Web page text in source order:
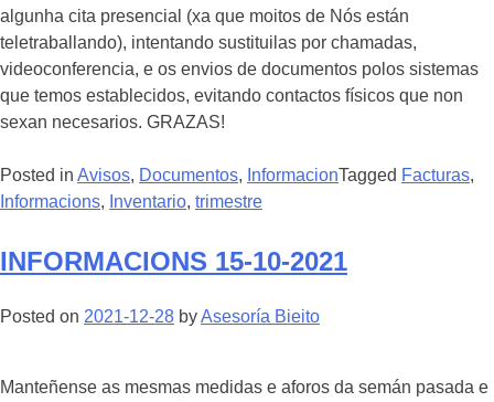
algunha cita presencial (xa que moitos de Nós están
teletraballando), intentando sustituilas por chamadas,
videoconferencia, e os envios de documentos polos sistemas
que temos establecidos, evitando contactos físicos que non
sexan necesarios. GRAZAS!
Posted in Avisos, Documentos, InformacionTagged Facturas,
Informacions, Inventario, trimestre
INFORMACIONS 15-10-2021
Posted on 2021-12-28 byAsesoría Bieito
Manteñense as mesmas medidas e aforos da semán pasada e